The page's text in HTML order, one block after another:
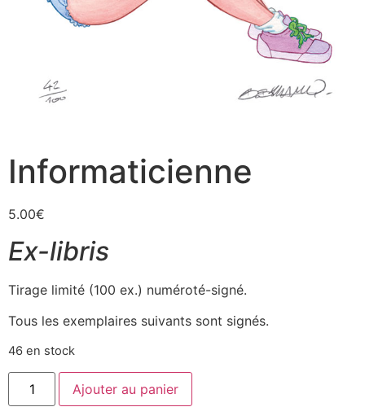
Informaticienne
5.00€
Ex-libris
Tirage limité (100 ex.) numéroté-signé.
Tous les exemplaires suivants sont signés.
46 en stock
Ajouter au panier